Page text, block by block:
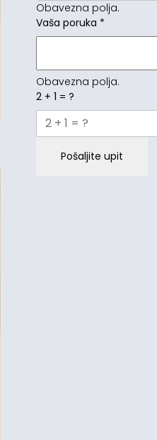
Obavezna polja.
Vaša poruka *
Obavezna polja.
2 + 1 = ?
Pošaljite upit